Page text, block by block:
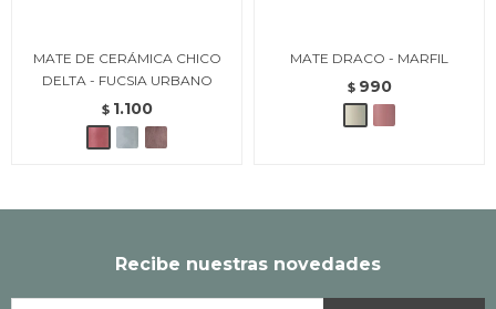
MATE DE CERÁMICA CHICO
DELTA - FUCSIA URBANO
$ 1.100
MATE DRACO - MARFIL
$ 990
Recibe nuestras novedades